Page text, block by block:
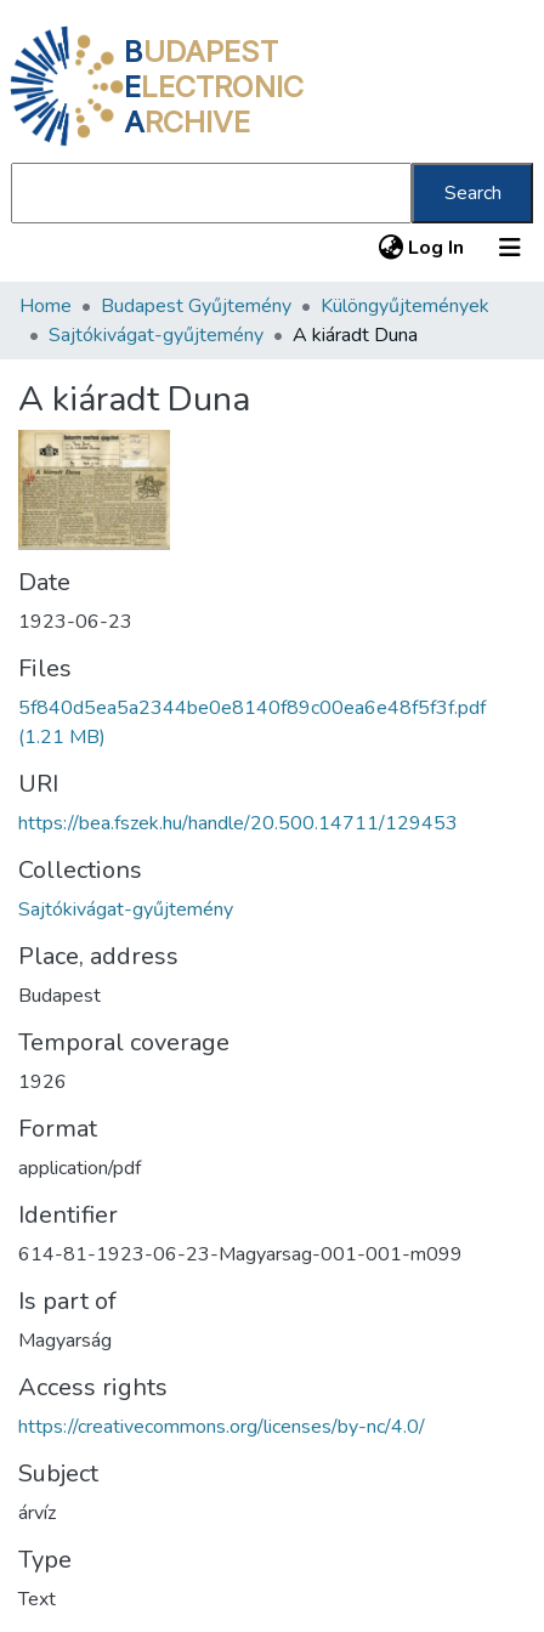
BUDAPEST
ELECTRONIC
ARCHIVE
Search
Log In (current)
Communities & Collections
Statistics
About us
Home Budapest Gyűjtemény
Különgyűjtemények
Sajtókivágat-gyűjtemény
A kiáradt Duna
A kiáradt Duna
Date
1923-06-23
Files
5f840d5ea5a2344be0e8140f89c00ea6e48f5f3f.pdf
(1.21 MB)
URI
https://bea.fszek.hu/handle/20.500.14711/129453
Collections
Sajtókivágat-gyűjtemény
Place, address
Budapest
Temporal coverage
1926
Format
application/pdf
Identifier
614-81-1923-06-23-Magyarsag-001-001-m099
Is part of
Magyarság
Access rights
https://creativecommons.org/licenses/by-nc/4.0/
Subject
árvíz
Type
Text